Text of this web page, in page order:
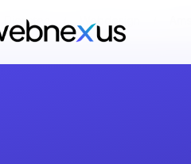
Diensten Webdesign